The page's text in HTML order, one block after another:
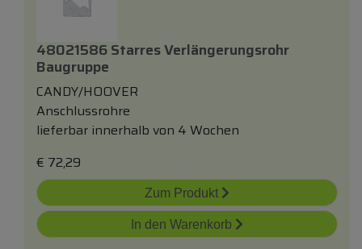
48021586 Starres Verlängerungsrohr
Baugruppe
CANDY/HOOVER
Anschlussrohre
lieferbar innerhalb von 4 Wochen
€ 72,29
Zum Produkt
In den Warenkorb